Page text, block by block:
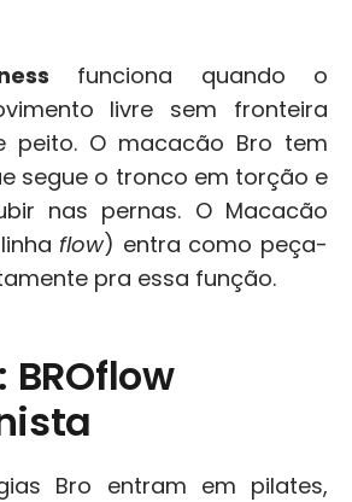
funciona quando o
livre sem fronteira
peito. O macacão Bro tem
segue o tronco em torção e
nas pernas. O Macacão
linha flow) entra como peça-
pra essa função.
Bro entram em pilates,